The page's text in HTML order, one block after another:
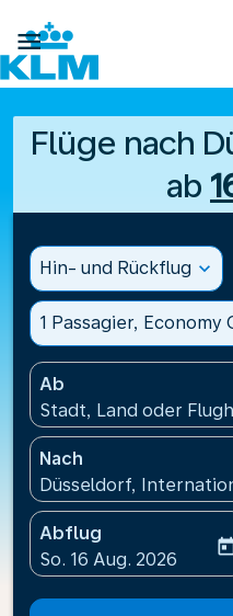

Flüge nach
ab
Hin- und Rückflug expand_more
1 Passagier, Economy
Ab
Stadt, Land oder
Nach
Düsseldorf,
Abflug
fc-booking-
So. 16 Aug. 2026